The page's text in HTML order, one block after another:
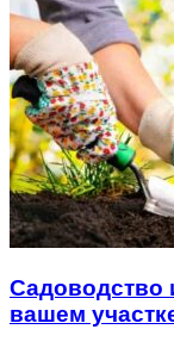
Садоводство
вашем